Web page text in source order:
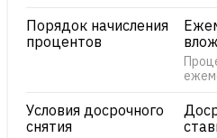
Порядок начисления
процентов
Условия досрочного
снятия